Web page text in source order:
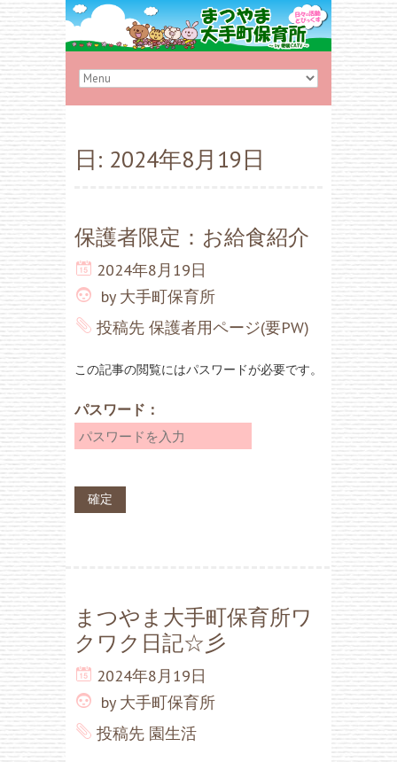
日: 2024年8月19日
保護者限定：お給食紹介
2024年8月19日
by 大手町保育所
投稿先 保護者用ページ(要PW)
この記事の閲覧にはパスワードが必要です。
パスワード：
まつやま大手町保育所ワ
クワク日記☆彡
2024年8月19日
by 大手町保育所
投稿先 園生活